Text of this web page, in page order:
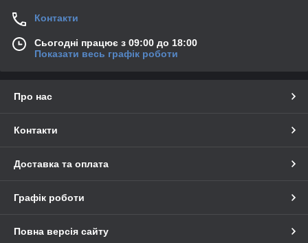
Контакти
Сьогодні працює з 09:00 до 18:00
Показати весь графік роботи
Про нас
Контакти
Доставка та оплата
Графік роботи
Повна версія сайту